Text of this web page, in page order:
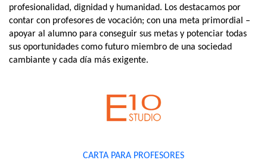
profesionalidad, dignidad y humanidad. Los destacamos por
contar con profesores de vocación; con una meta primordial –
apoyar al alumno para conseguir sus metas y potenciar todas
sus oportunidades como futuro miembro de una sociedad
cambiante y cada día más exigente.
CARTA PARA PROFESORES